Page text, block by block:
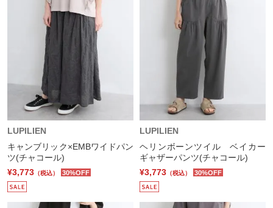
LUPILIEN
キャンブリック×EMBワイドパン
ツ(チャコール)
¥3,773 （税込） 30%OFF
LUPILIEN
ヘリンボーンツイル ベイカー
ギャザーパンツ(チャコール)
¥3,773 （税込） 30%OFF